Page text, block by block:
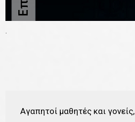
Αγαπητοί μαθητές και γονείς,